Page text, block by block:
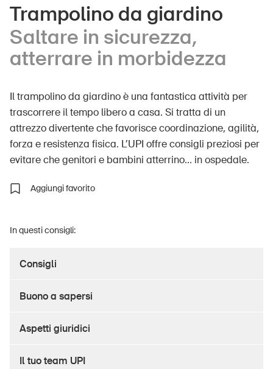
Anziani
Imprese
UPI – chi siamo
Media
Sinus Plus
Corsi ed eventi
Trampolino da giardino
Saltare in sicurezza,
atterrare in morbidezza
Il trampolino da giardino è una fantastica attività per
trascorrere il tempo libero a casa. Si tratta di un
attrezzo divertente che favorisce coordinazione, agilità,
forza e resistenza fisica. L’UPI offre consigli preziosi per
evitare che genitori e bambini atterrino... in ospedale.
Aggiungi favorito
In questi consigli:
Consigli
Buono a sapersi
Aspetti giuridici
Il tuo team UPI